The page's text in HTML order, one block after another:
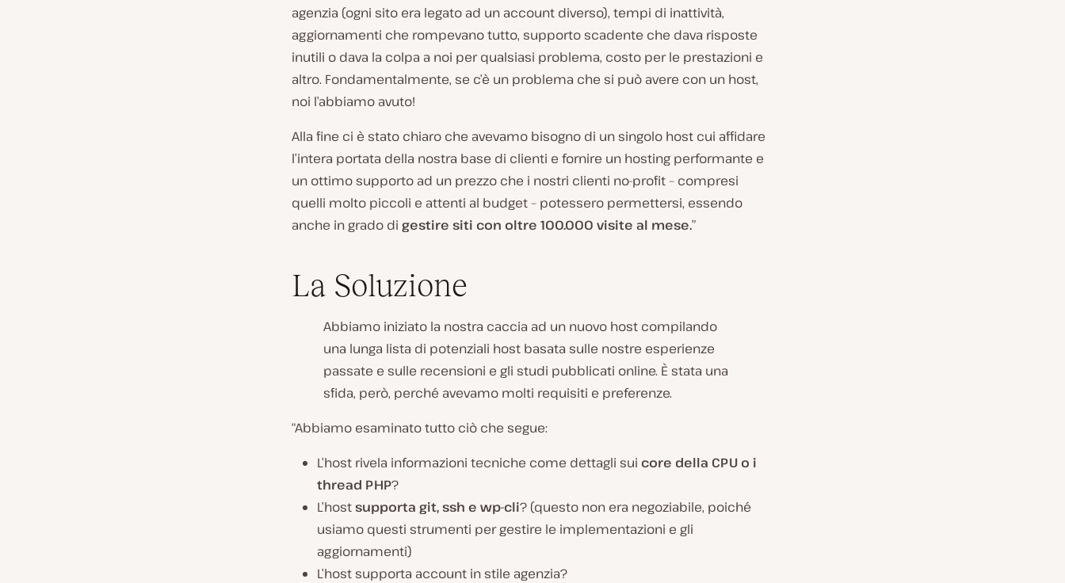
agenzia (ogni sito era legato ad un account diverso), tempi di inattività,
aggiornamenti che rompevano tutto, supporto scadente che dava risposte
inutili o dava la colpa a noi per qualsiasi problema, costo per le prestazioni e
altro. Fondamentalmente, se c’è un problema che si può avere con un host,
noi l’abbiamo avuto!
Alla fine ci è stato chiaro che avevamo bisogno di un singolo host cui affidare
l’intera portata della nostra base di clienti e fornire un hosting performante e
un ottimo supporto ad un prezzo che i nostri clienti no-profit – compresi
quelli molto piccoli e attenti al budget – potessero permettersi, essendo
anche in grado di gestire siti con oltre 100.000 visite al mese.”
La Soluzione
Abbiamo iniziato la nostra caccia ad un nuovo host compilando
una lunga lista di potenziali host basata sulle nostre esperienze
passate e sulle recensioni e gli studi pubblicati online. È stata una
sfida, però, perché avevamo molti requisiti e preferenze.
“Abbiamo esaminato tutto ciò che segue:
L’host rivela informazioni tecniche come dettagli sui core della CPU o i
thread PHP?
L’hostsupporta git, ssh e wp-cli? (questo non era negoziabile, poiché
usiamo questi strumenti per gestire le implementazioni e gli
aggiornamenti)
L’host supporta account in stile agenzia?